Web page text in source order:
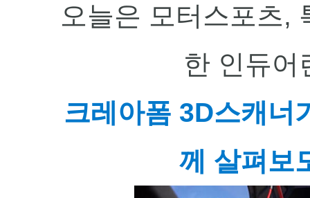
오늘은 모터스포츠,
한 인듀어
크레아폼 3D스캐
께 살펴보